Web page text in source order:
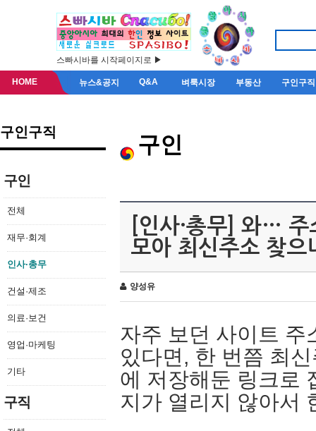
스빠시바를 시작페이지로 ▶
HOME 뉴스&공지 Q&A 벼룩시장 부동산 구인구직
구인구직
구인
전체
재무·회계
인사·총무
건설·제조
의료·보건
영업·마케팅
기타
구직
구인
[인사·총무] 와…
모아 최신주소 찾으
양성유
자주 보던 사이트 주
있다면, 한 번쯤 최
에 저장해둔 링크로
지가 열리지 않아서